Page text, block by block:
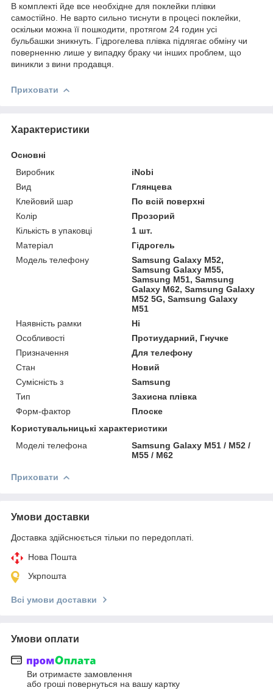
В комплекті йде все необхідне для поклейки плівки
самостійно. Не варто сильно тиснути в процесі поклейки,
оскільки можна її пошкодити, протягом 24 годин усі
бульбашки зникнуть. Гідрогелева плівка підлягає обміну чи
поверненню лише у випадку браку чи інших проблем, що
виникли з вини продавця.
Приховати
Характеристики
Основні
Виробник
iNobi
Вид
Глянцева
Клейовий шар
По всій поверхні
Колір
Прозорий
Кількість в упаковці
1 шт.
Матеріал
Гідрогель
Модель телефону
Samsung Galaxy M52,
Samsung Galaxy M55,
Samsung M51, Samsung
Galaxy M62, Samsung Galaxy
M52 5G, Samsung Galaxy
M51
Наявність рамки
Ні
Особливості
Протиударний, Гнучке
Призначення
Для телефону
Стан
Новий
Сумісність з
Samsung
Тип
Захисна плівка
Форм-фактор
Плоске
Користувальницькі характеристики
Моделі телефона
Samsung Galaxy M51 / M52 /
M55 / M62
Приховати
Умови доставки
Доставка здійснюється тільки по передоплаті.
Нова Пошта
Укрпошта
Всі умови доставки
Умови оплати
Ви отримаєте замовлення
або гроші повернуться на вашу картку